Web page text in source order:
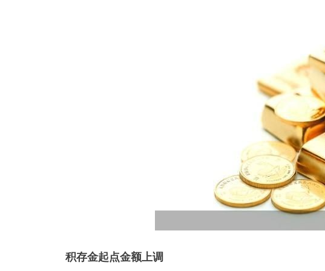
积存金起点金额上调